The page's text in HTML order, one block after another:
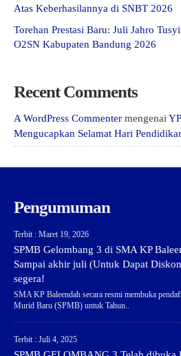
Atas Keberhasilannya di SNBT 2026
Torehan Prestasi Baru: Juli Jahro
O2SN Kabupaten Bandung 2026
Recent Comments
A WordPress Commenter mengenai
Mengucapkan Selamat Hari
Pengumuman
Terbit : Maret 19, 2026
SPMB Gelombang 3 di SMA KP
Sampai akhir juli (Untuk Dapat
segera!
SMA KP Baleendah secara resmi membuka
Murid Baru (SPMB) untuk Tahun..
Terbit : Juli 4, 2025